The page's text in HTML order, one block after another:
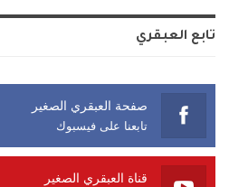
تابع العبقري
صفحة العبقري الصغير
تابعنا على فيسبوك
قناة العبقري الصغير